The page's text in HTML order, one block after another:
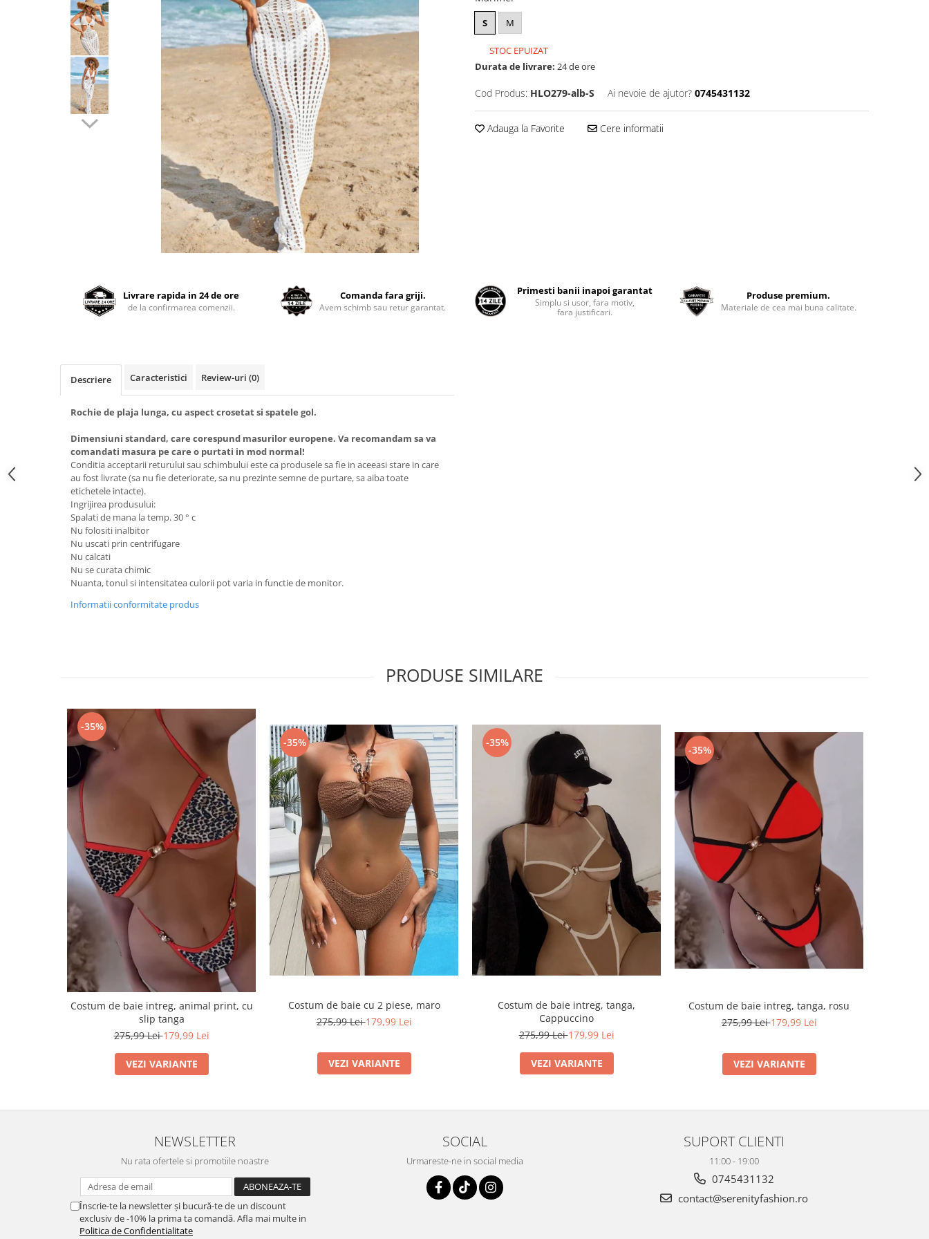
Facebook
S M
STOC EPUIZAT
Durata de livrare: 24 de ore
Cod Produs: HLO279-alb-S Ai nevoie de ajutor? 0745431132
Adauga la Favorite Cere informatii
Livrare rapida in 24 de ore
de la confirmarea comenzii.
Comanda fara griji.
Avem schimb sau retur garantat.
Primesti banii inapoi garantat
Simplu si usor, fara motiv,
fara justificari.
Produse premium.
Materiale de cea mai buna calitate.
Descriere Caracteristici Review-uri (0)
Rochie de plaja lunga, cu aspect crosetat si spatele gol.
Dimensiuni standard, care corespund masurilor europene. Va recomandam sa va
comandati masura pe care o purtati in mod normal!
Conditia acceptarii returului sau schimbului este ca produsele sa fie in aceeasi stare in care
au fost livrate (sa nu fie deteriorate, sa nu prezinte semne de purtare, sa aiba toate
etichetele intacte).
Ingrijirea produsului:
Spalati de mana la temp. 30 ° c
Nu folositi inalbitor
Nu uscati prin centrifugare
Nu calcati
Nu se curata chimic
Nuanta, tonul si intensitatea culorii pot varia in functie de monitor.
Informatii conformitate produs
PRODUSE SIMILARE
-35%
Costum de baie intreg, animal print, cu
slip tanga
275,99 Lei179,99 Lei
VEZI VARIANTE
-35%
Costum de baie cu 2 piese, maro
275,99 Lei179,99 Lei
VEZI VARIANTE
-35%
Costum de baie intreg, tanga,
Cappuccino
275,99 Lei179,99 Lei
VEZI VARIANTE
-35%
Costum de baie intreg, tanga, rosu
275,99 Lei179,99 Lei
VEZI VARIANTE
NEWSLETTER
Nu rata ofertele si promotiile noastre
Înscrie-te la newsletter și bucură-te de un discount
exclusiv de -10% la prima ta comandă. Afla mai multe in
Politica de Confidentialitate
SOCIAL
Urmareste-ne in social media
SUPORT CLIENTI
11:00 - 19:00
0745431132
contact@serenityfashion.ro